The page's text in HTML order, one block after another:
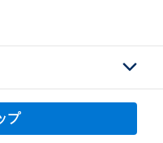
プ